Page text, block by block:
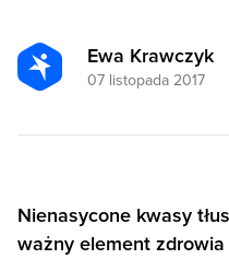
Ewa Krawczyk
07 listopada 2017
Nienasycone kwasy
ważny element